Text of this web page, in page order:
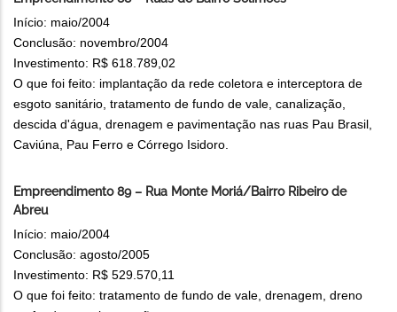
Início: maio/2004
Conclusão: novembro/2004
Investimento: R$ 618.789,02
O que foi feito: implantação da rede coletora e interceptora de
esgoto sanitário, tratamento de fundo de vale, canalização,
descida d'água, drenagem e pavimentação nas ruas Pau Brasil,
Caviúna, Pau Ferro e Córrego Isidoro.
Empreendimento 89 – Rua Monte Moriá/Bairro Ribeiro de
Abreu
Início: maio/2004
Conclusão: agosto/2005
Investimento: R$ 529.570,11
O que foi feito: tratamento de fundo de vale, drenagem, dreno